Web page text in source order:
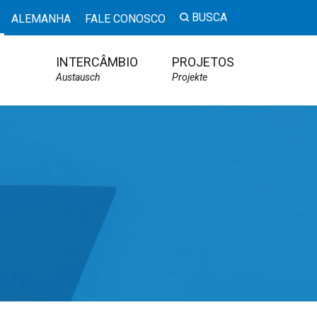
ALEMANHA FALE CONOSCO BUSCA
INTERCÂMBIO
Austausch
PROJETOS
Projekte